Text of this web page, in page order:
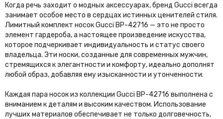
Когда речь заходит о модных аксессуарах, бренд Gucci всегда
занимает особое место в сердцах истинных ценителей стиля.
Лимитный комплект носок Gucci BP-42716 — это не просто
элемент гардероба, а настоящее произведение искусства,
которое подчеркивает индивидуальность и статус своего
владельца. Эти носки, созданные для современных мужчин,
стремящихся к элегантности и комфорту, идеально дополнят
любой образ, добавляя ему изысканности и утонченности.
Каждая пара носок из коллекции Gucci BP-42716 выполнена с
вниманием к деталям и высоким качеством. Использование
лучших материалов обеспечивает не только долговечность,